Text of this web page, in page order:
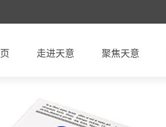
走进天意 聚焦天意